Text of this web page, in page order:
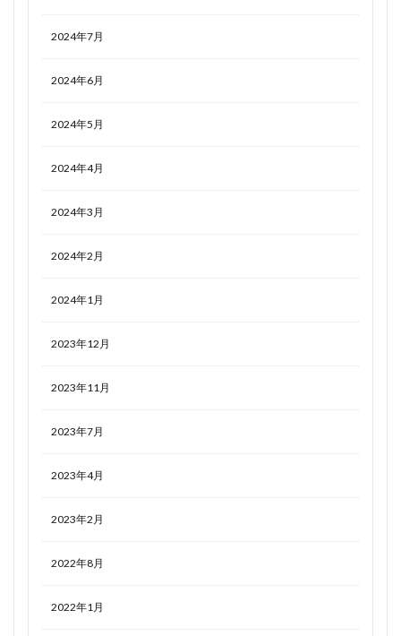
2024年7月
2024年6月
2024年5月
2024年4月
2024年3月
2024年2月
2024年1月
2023年12月
2023年11月
2023年7月
2023年4月
2023年2月
2022年8月
2022年1月